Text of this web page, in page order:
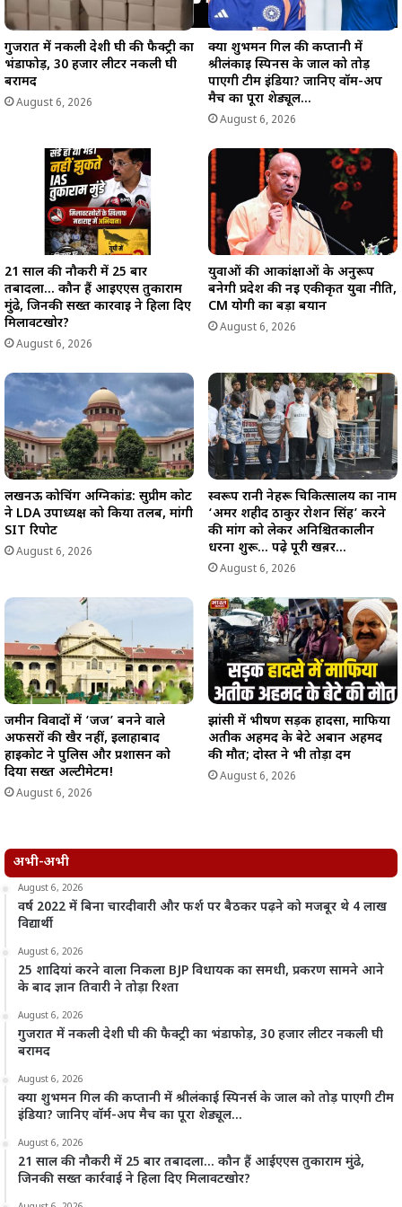
गुजरात में नकली देशी घी की फैक्ट्री का
भंडाफोड़, 30 हजार लीटर नकली घी
बरामद
August 6, 2026
क्या शुभमन गिल की कप्तानी में
श्रीलंकाई स्पिनर्स के जाल को तोड़
पाएगी टीम इंडिया? जानिए वॉर्म-अप
मैच का पूरा शेड्यूल…
August 6, 2026
21 साल की नौकरी में 25 बार
तबादला… कौन हैं आईएएस तुकाराम
मुंढे, जिनकी सख्त कार्रवाई ने हिला दिए
मिलावटखोर?
August 6, 2026
युवाओं की आकांक्षाओं के अनुरूप
बनेगी प्रदेश की नई एकीकृत युवा नीति,
CM योगी का बड़ा बयान
August 6, 2026
लखनऊ कोचिंग अग्निकांड: सुप्रीम कोर्ट
ने LDA उपाध्यक्ष को किया तलब, मांगी
SIT रिपोर्ट
August 6, 2026
स्वरूप रानी नेहरू चिकित्सालय का नाम
‘अमर शहीद ठाकुर रोशन सिंह’ करने
की मांग को लेकर अनिश्चितकालीन
धरना शुरू… पढ़े पूरी खब़र…
August 6, 2026
जमीन विवादों में ‘जज’ बनने वाले
अफसरों की खैर नहीं, इलाहाबाद
हाईकोर्ट ने पुलिस और प्रशासन को
दिया सख्त अल्टीमेटम!
August 6, 2026
झांसी में भीषण सड़क हादसा, माफिया
अतीक अहमद के बेटे अबान अहमद
की मौत; दोस्त ने भी तोड़ा दम
August 6, 2026
अभी-अभी
August 6, 2026
वर्ष 2022 में बिना चारदीवारी और फर्श पर बैठकर पढ़ने को मजबूर थे 4 लाख
विद्यार्थी
August 6, 2026
25 शादियां करने वाला निकला BJP विधायक का समधी, प्रकरण सामने आने
के बाद ज्ञान तिवारी ने तोड़ा रिश्ता
August 6, 2026
गुजरात में नकली देशी घी की फैक्ट्री का भंडाफोड़, 30 हजार लीटर नकली घी
बरामद
August 6, 2026
क्या शुभमन गिल की कप्तानी में श्रीलंकाई स्पिनर्स के जाल को तोड़ पाएगी टीम
इंडिया? जानिए वॉर्म-अप मैच का पूरा शेड्यूल…
August 6, 2026
21 साल की नौकरी में 25 बार तबादला… कौन हैं आईएएस तुकाराम मुंढे,
जिनकी सख्त कार्रवाई ने हिला दिए मिलावटखोर?